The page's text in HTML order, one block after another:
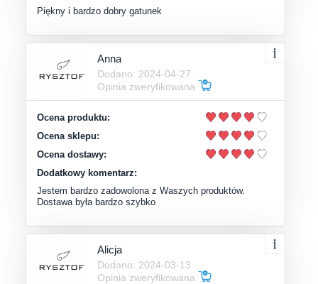
Piękny i bardzo dobry gatunek
Anna
Dodano: 2024-04-27
Opinia zweryfikowana
Ocena produktu:
Ocena sklepu:
Ocena dostawy:
Dodatkowy komentarz:
Jestem bardzo zadowolona z Waszych produktów.
Dostawa była bardzo szybko
Alicja
Dodano: 2024-03-13
Opinia zweryfikowana